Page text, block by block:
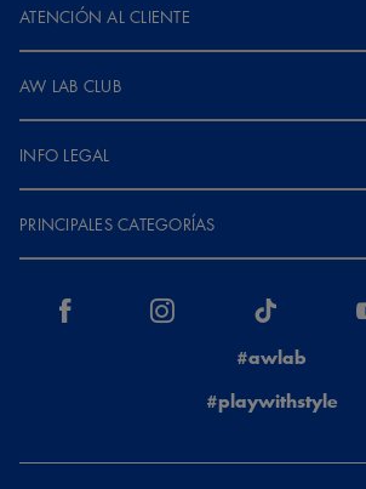
ATENCIÓN AL CLIENTE
AW LAB CLUB
INFO LEGAL
PRINCIPALES CATEGORÍAS
#awlab
#playwithstyle